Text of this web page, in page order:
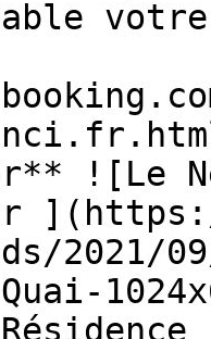
![Le
2021/